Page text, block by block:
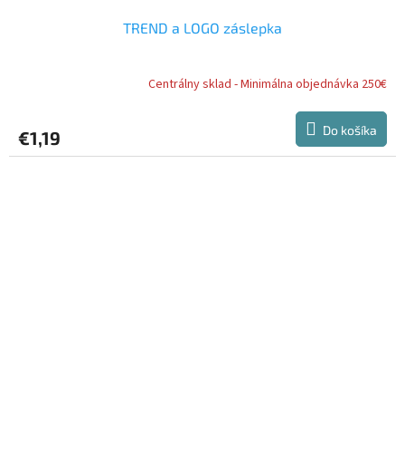
TREND a LOGO záslepka
Centrálny sklad - Minimálna objednávka 250€
€1,19 Do košíka